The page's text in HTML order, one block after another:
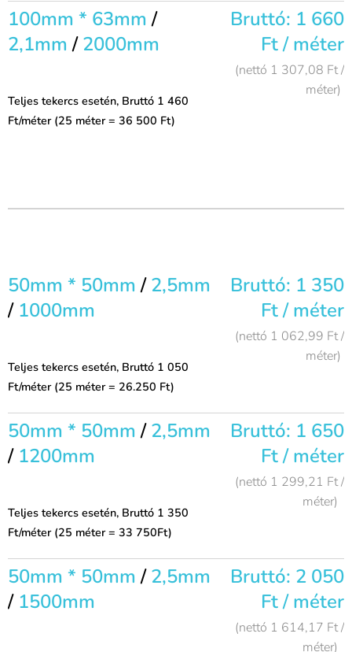
100mm * 63mm/
2,1mm/2000mm
Teljes tekercs esetén, Bruttó 1 460
Ft/méter (25 méter = 36 500 Ft)
Bruttó: 1 660
Ft / méter
(nettó 1 307,08 Ft /
méter)
50mm * 50mm/2,5mm
/ 1000mm
Teljes tekercs esetén, Bruttó 1 050
Ft/méter (25 méter = 26.250 Ft)
Bruttó: 1 350
Ft / méter
(nettó 1 062,99 Ft /
méter)
50mm * 50mm/2,5mm
/ 1200mm
Teljes tekercs esetén, Bruttó 1 350
Ft/méter (25 méter = 33 750Ft)
Bruttó: 1 650
Ft / méter
(nettó 1 299,21 Ft /
méter)
50mm * 50mm/2,5mm
/ 1500mm
Bruttó: 2 050
Ft / méter
(nettó 1 614,17 Ft /
méter)